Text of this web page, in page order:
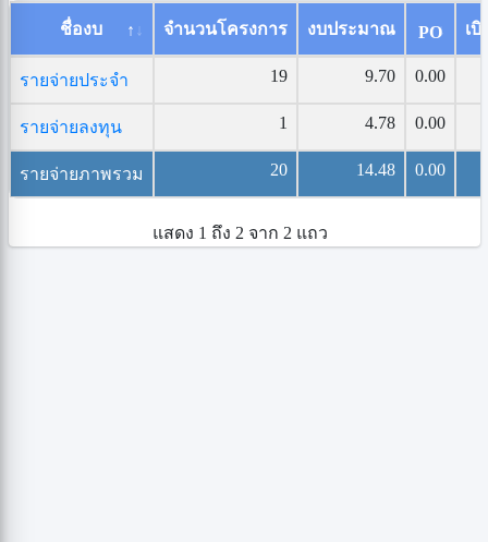
ชื่องบ จำนวนโครงการ งบประมาณ PO เบิ
รายจ่ายประจำ 19 9.70 0.00
รายจ่ายลงทุน 1 4.78 0.00
รายจ่ายภาพรวม 20 14.48 0.00
แสดง 1 ถึง 2 จาก 2 แถว